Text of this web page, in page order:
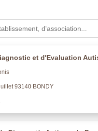
et d'Evaluation
93140 BONDY